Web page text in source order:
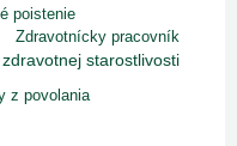
poistenie
Zdravotnícky pracovník
starostlivosti
z povolania